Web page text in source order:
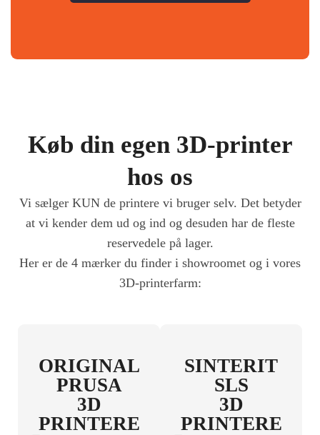
Køb din egen 3D-printer
hos os
Vi sælger KUN de printere vi bruger selv. Det betyder
at vi kender dem ud og ind og desuden har de fleste
reservedele på lager.
Her er de 4 mærker du finder i showroomet og i vores
3D-printerfarm:
ORIGINAL
PRUSA
3D
PRINTERE
SINTERIT
SLS
3D
PRINTERE